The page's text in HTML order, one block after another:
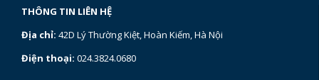
THÔNG TIN LIÊN HỆ
Địa chỉ: 42D Lý Thường Kiệt, Hoàn Kiếm, Hà Nội
Điện thoại: 024.3824.0680